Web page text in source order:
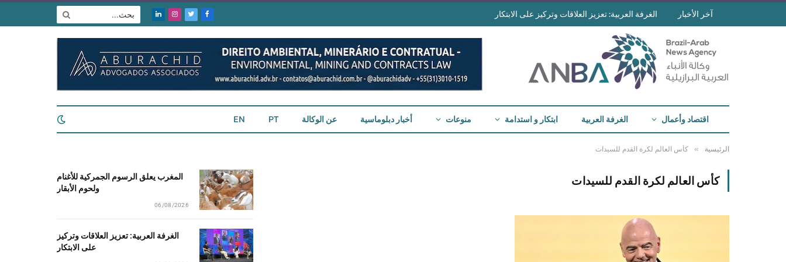
آخر الأخبار الغرفة العربية: تعزيز العلاقات وتركيز على الابتكار
فيسبوكتويترالانستغرام
لينكدإن
اقتصاد وأعمال الغرفة العربية ابتكار و استدامة منوعات أخبار دبلوماسية عن الوكالة PT
EN
الرئيسية » كأس العالم لكرة القدم للسيدات
كأس العالم لكرة القدم للسيدات
المغرب يعلق الرسوم الجمركية للأغنام
ولحوم الأبقار
06/08/2026
الغرفة العربية: تعزيز العلاقات وتركيز
على الابتكار